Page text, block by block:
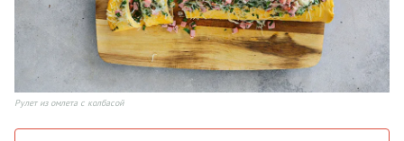
Рулет из омлета с колбасой